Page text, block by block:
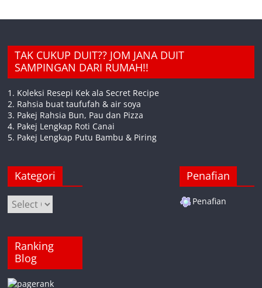
TAK CUKUP DUIT?? JOM JANA DUIT
SAMPINGAN DARI RUMAH!!
1. Koleksi Resepi Kek ala Secret Recipe
2. Rahsia buat taufufah & air soya
3. Pakej Rahsia Bun, Pau dan Pizza
4. Pakej Lengkap Roti Canai
5. Pakej Lengkap Putu Bambu & Piring
Kategori
Kategori
Ranking
Blog
Penafian
Penafian